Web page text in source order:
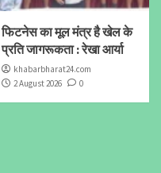
फिटनेस का मूल मंत्र है खेल के
प्रति जागरूकता : रेखा आर्या
khabarbharat24.com
2 August 2026
0